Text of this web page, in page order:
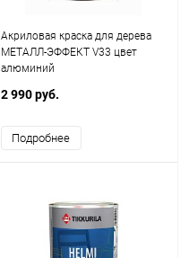
Акриловая краска для дерева
МЕТАЛЛ-ЭФФЕКТ V33 цвет
алюминий
2 990 руб.
Подробнее